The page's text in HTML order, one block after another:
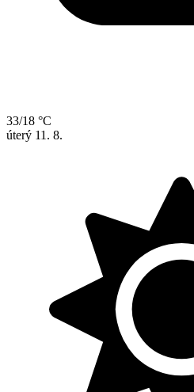
33/18 °C
úterý 11. 8.